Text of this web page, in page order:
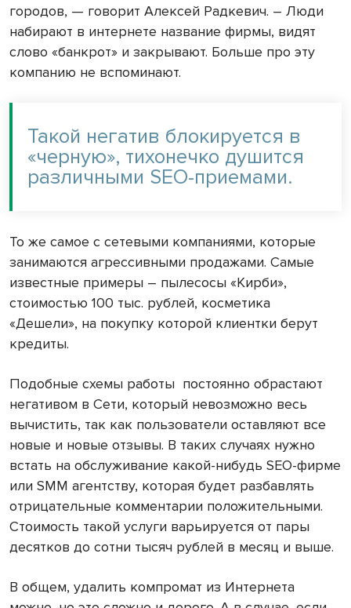
городов, — говорит Алексей Радкевич. – Люди
набирают в интернете название фирмы, видят
слово «банкрот» и закрывают. Больше про эту
компанию не вспоминают.
Такой негатив блокируется в
«черную», тихонечко душится
различными SEO-приемами.
То же самое с сетевыми компаниями, которые
занимаются агрессивными продажами. Самые
известные примеры – пылесосы «Кирби»,
стоимостью 100 тыс. рублей, косметика
«Дешели», на покупку которой клиентки берут
кредиты.
Подобные схемы работы постоянно обрастают
негативом в Сети, который невозможно весь
вычистить, так как пользователи оставляют все
новые и новые отзывы. В таких случаях нужно
встать на обслуживание какой-нибудь SEO-фирме
или SMM агентству, которая будет разбавлять
отрицательные комментарии положительными.
Стоимость такой услуги варьируется от пары
десятков до сотни тысяч рублей в месяц и выше.
В общем, удалить компромат из Интернета